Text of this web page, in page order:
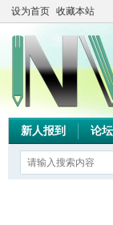
设为首页 收藏本站
新人报到 论坛